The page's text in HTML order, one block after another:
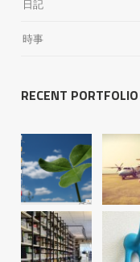
日記
時事
RECENT PORTFOLIO